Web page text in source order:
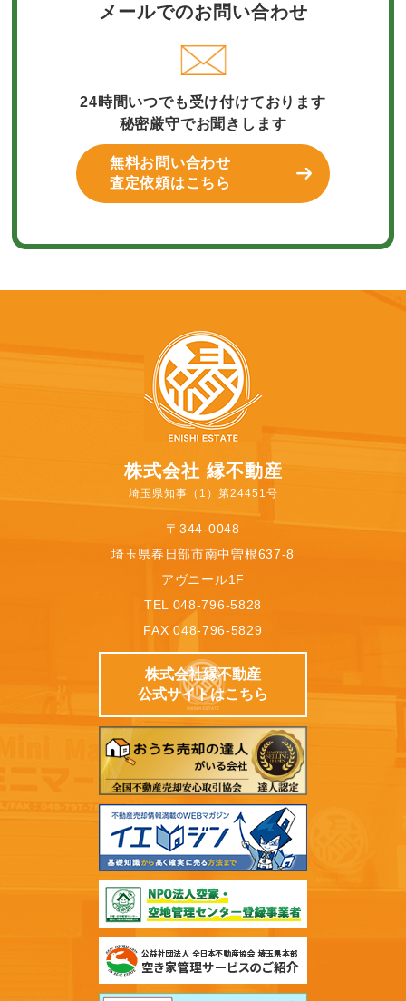
メールでのお問い合わせ
24時間いつでも受け付けております
秘密厳守でお聞きします
無料お問い合わせ
査定依頼はこちら
株式会社 縁不動産
埼玉県知事（1）第24451号
〒344-0048
埼玉県春日部市南中曽根637-8
アヴニール1F
TEL 048-796-5828
FAX 048-796-5829
株式会社縁不動産
公式サイトはこちら